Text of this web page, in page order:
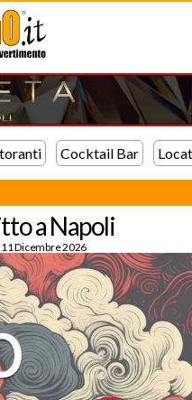
Cocktail Bar
a Napoli
Dicembre 2026